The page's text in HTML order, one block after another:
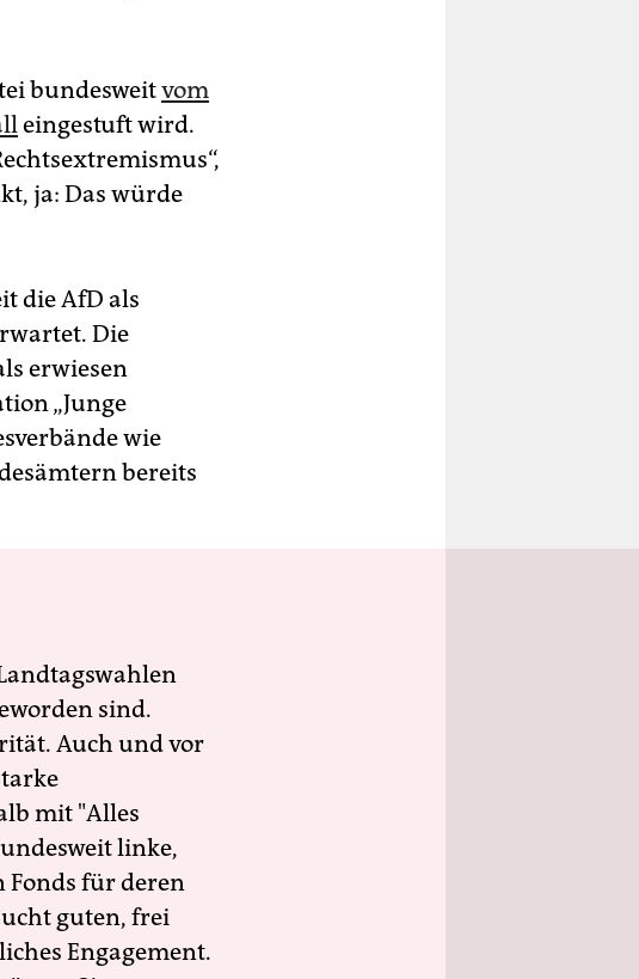
bundesweitvom
eingestuft wird.
ja: Das würde
die AfD als
Die
erwiesen
„Junge
wie
bereits
sind.
Auch und vor
mit "Alles
linke,
Fonds für deren
guten, frei
Engagement.